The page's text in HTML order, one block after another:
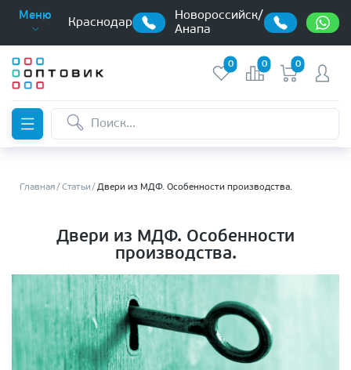
Меню
Краснодар
Новороссийск/
Анапа
0 0 0
Главная Статьи Двери из МДФ. Особенности производства.
Двери из МДФ. Особенности
производства.